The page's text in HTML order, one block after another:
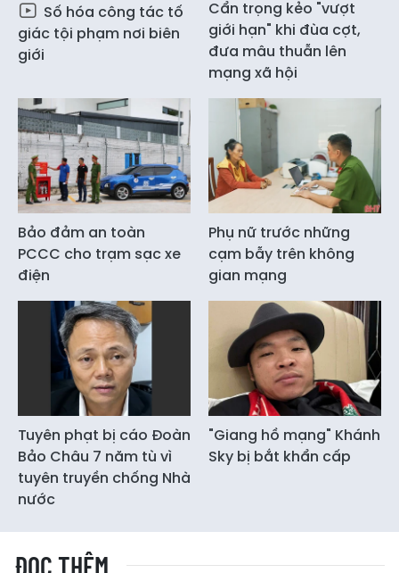
Số hóa công tác tố
giác tội phạm nơi biên
giới
Cẩn trọng kẻo "vượt
giới hạn" khi đùa cợt,
đưa mâu thuẫn lên
mạng xã hội
Bảo đảm an toàn
PCCC cho trạm sạc xe
điện
Phụ nữ trước những
cạm bẫy trên không
gian mạng
Tuyên phạt bị cáo Đoàn
Bảo Châu 7 năm tù vì
tuyên truyền chống Nhà
nước
"Giang hồ mạng" Khánh
Sky bị bắt khẩn cấp
ĐỌC THÊM